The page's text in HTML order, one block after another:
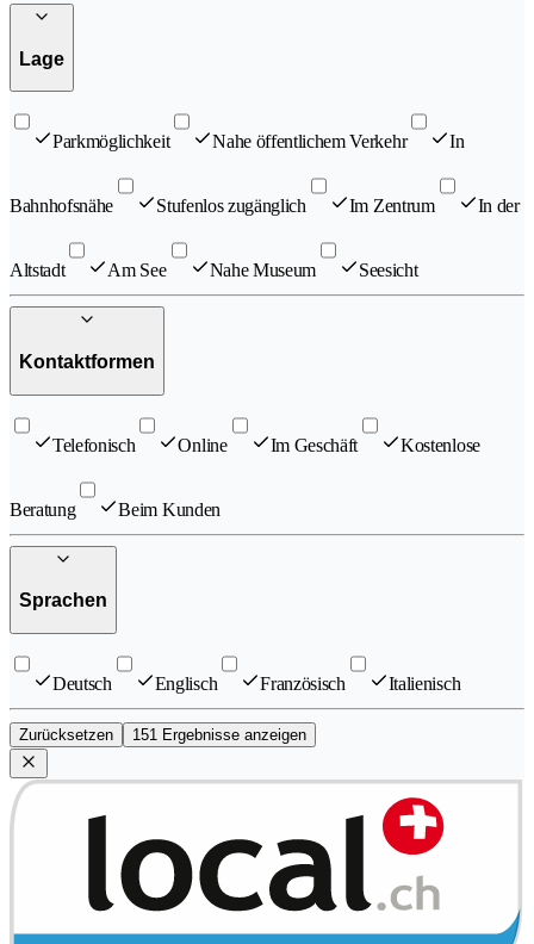
Lage
Parkmöglichkeit Nahe öffentlichem Verkehr In
Bahnhofsnähe Stufenlos zugänglich Im Zentrum In der
Altstadt Am See Nahe Museum Seesicht
Kontaktformen
Telefonisch Online Im Geschäft Kostenlose
Beratung Beim Kunden
Sprachen
Deutsch Englisch Französisch Italienisch
Zurücksetzen 151 Ergebnisse anzeigen